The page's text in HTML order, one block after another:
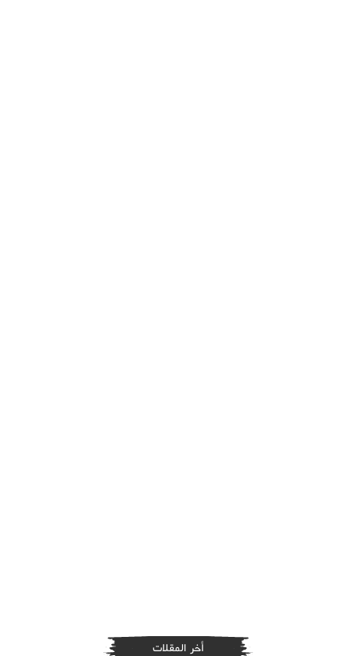
أخر المقلات